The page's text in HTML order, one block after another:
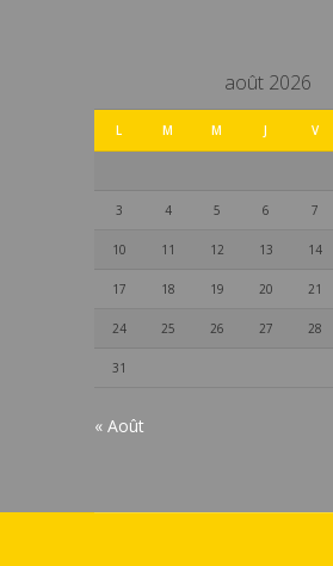
août 2026
L M M J V
3 4 5 6 7
10 11 12 13 14
17 18 19 20 21
24 25 26 27 28
31
« Août